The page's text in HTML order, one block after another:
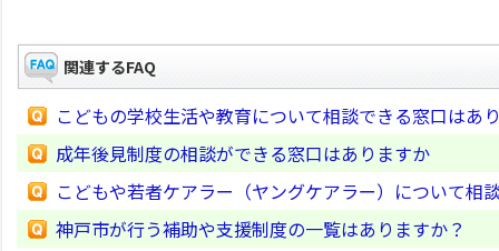
関連するFAQ
こどもの学校生活や教育について相談できる窓口はあ
成年後見制度の相談ができる窓口はありますか
こどもや若者ケアラー（ヤングケアラー）について相
神戸市が行う補助や支援制度の一覧はありますか？